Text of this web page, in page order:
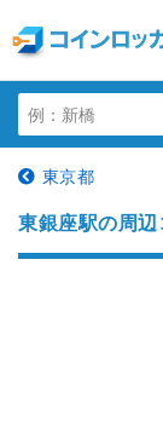
東京都
東銀座駅の周